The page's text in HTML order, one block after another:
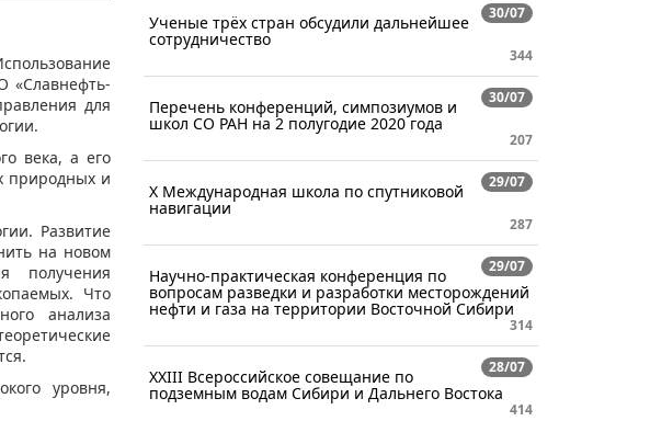
«Славнефть-
для
века, а его
природных и
Развитие
на новом
получения
Что
анализа
уровня,
30/07
Ученые трёх стран обсудили дальнейшее
сотрудничество
344
30/07
Перечень конференций, симпозиумов и
школ СО РАН на 2 полугодие 2020 года
207
29/07
X Международная школа по спутниковой
навигации
287
29/07
Научно-практическая конференция по
вопросам разведки и разработки месторождений
нефти и газа на территории Восточной Сибири
314
28/07
XXIII Всероссийское совещание по
подземным водам Сибири и Дальнего Востока
414